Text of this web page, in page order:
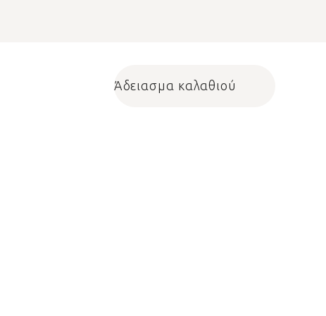
Shopping cart
Άδειασμα καλαθιού